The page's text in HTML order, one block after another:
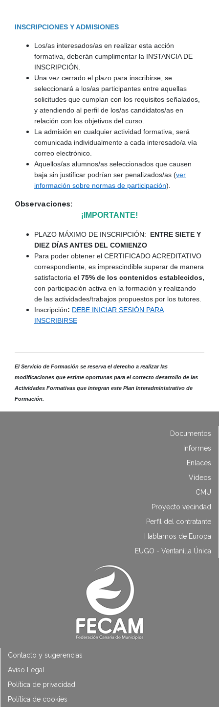
INSCRIPCIONES Y ADMISIONES
Los/as interesados/as en realizar esta acción
formativa, deberán cumplimentar la INSTANCIA DE
INSCRIPCIÓN.
Una vez cerrado el plazo para inscribirse, se
seleccionará a los/as participantes entre aquellas
solicitudes que cumplan con los requisitos señalados,
y atendiendo al perfil de los/as candidatos/as en
relación con los objetivos del curso.
La admisión en cualquier actividad formativa, será
comunicada individualmente a cada interesado/a vía
correo electrónico.
Aquellos/as alumnos/as seleccionados que causen
baja sin justificar podrían ser penalizados/as (ver
información sobre normas de participación).
Observaciones:
¡IMPORTANTE!
PLAZO MÁXIMO DE INSCRIPCIÓN:
ENTRE SIETE Y
DIEZ DÍAS ANTES DEL COMIENZO
Para poder obtener el CERTIFICADO ACREDITATIVO
correspondiente, es imprescindible superar de manera
satisfactoria el 75% de los contenidos establecidos,
con participación activa en la formación y realizando
de las actividades/trabajos propuestos por los tutores.
Inscripción: DEBE INICIAR SESIÓN PARA
INSCRIBIRSE
El Servicio de Formación se reserva el derecho a realizar las
modificaciones que estime oportunas para el correcto desarrollo de las
Actividades Formativas que integran este Plan Interadministrativo de
Formación.
Documentos
Informes
Enlaces
Vídeos
CMU
Proyecto vecindad
Perfil del contratante
Hablamos de Europa
EUGO - Ventanilla Única
Contacto y sugerencias
Aviso Legal
Política de privacidad
Política de cookies